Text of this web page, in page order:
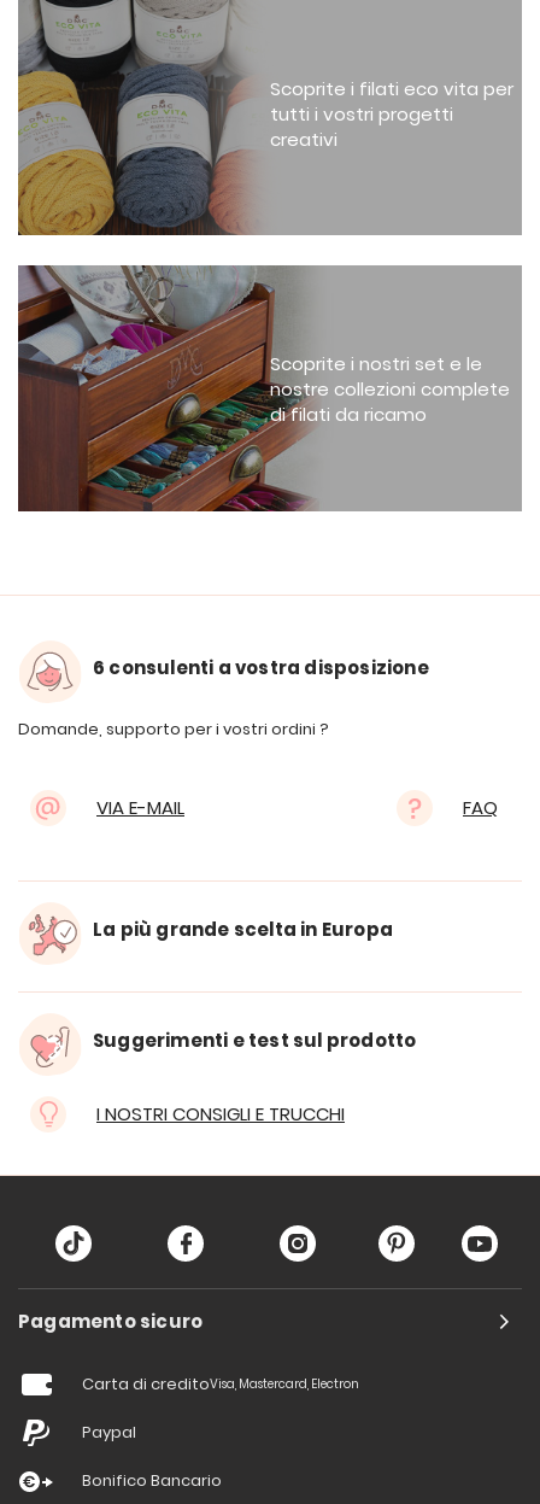
Scoprite i filati eco vita per
tutti i vostri progetti
creativi
Scoprite i nostri set e le
nostre collezioni complete
di filati da ricamo
6 consulenti a vostra disposizione
Domande, supporto per i vostri ordini ?
VIA E-MAIL FAQ
La più grande scelta in Europa
Suggerimenti e test sul prodotto
I NOSTRI CONSIGLI E TRUCCHI
Pagamento sicuro
Carta di creditoVisa, Mastercard, Electron
Paypal
Bonifico Bancario